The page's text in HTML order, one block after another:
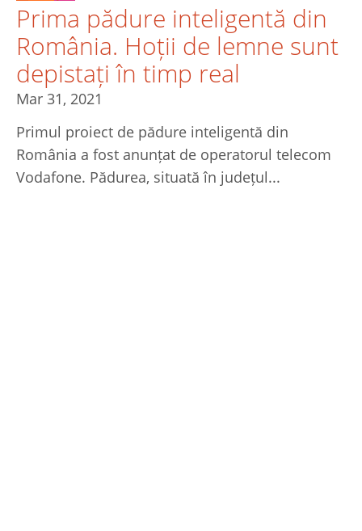
Prima pădure inteligentă din
România. Hoții de lemne sunt
depistați în timp real
Mar 31, 2021
Primul proiect de pădure inteligentă din
România a fost anunțat de operatorul telecom
Vodafone. Pădurea, situată în județul...